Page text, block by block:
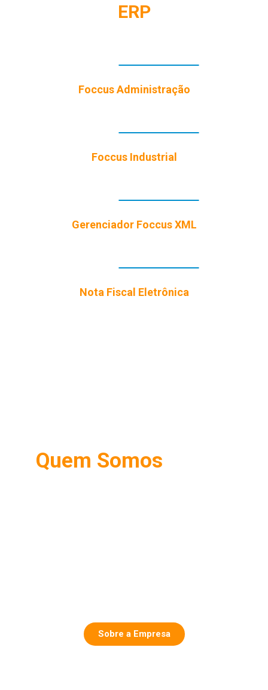
ERP
Foccus Administração
Foccus Industrial
Gerenciador Foccus XML
Nota Fiscal Eletrônica
Quem Somos
Sobre a Empresa